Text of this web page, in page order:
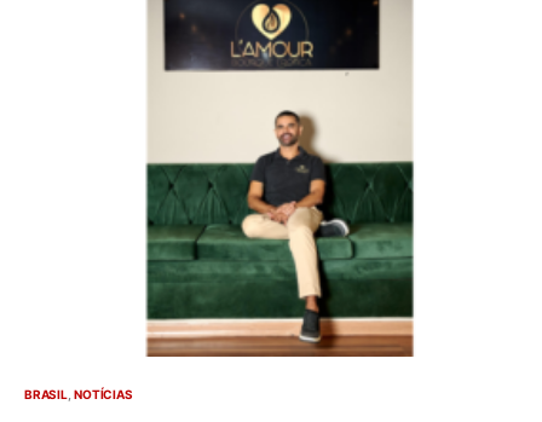
BRASIL NOTÍCIAS